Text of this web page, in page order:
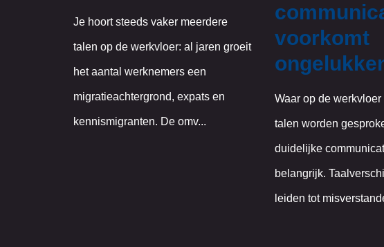
Je hoort steeds vaker meerdere
talen op de werkvloer: al jaren groeit
het aantal werknemers een
migratieachtergrond, expats en
kennismigranten. De omv...
voorkomt
Waar op de werkvloer
talen worden
duidelijke
belangrijk.
leiden tot